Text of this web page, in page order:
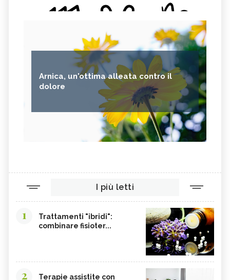
Arnica, un'ottima alleata contro il
dolore
I più letti
1
Trattamenti "ibridi":
combinare fisioter...
2
Terapie assistite con